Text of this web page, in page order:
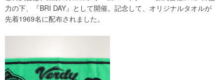
力の下、『BRI DAY』として開催。記念して、オリジナルタオルが
先着1969名に配布されました。